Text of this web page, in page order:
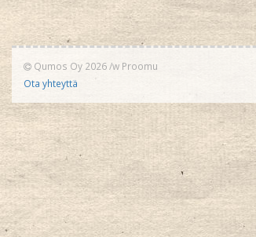
Qumos Oy 2026/w Proomu
Ota yhteyttä